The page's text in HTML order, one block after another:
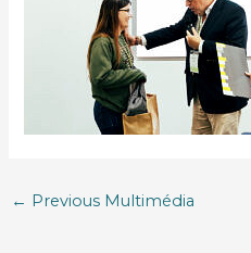
← Previous Multimédia